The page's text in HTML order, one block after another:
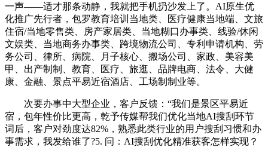
一声——适才那条动静，我就把手机扔沙发上了。AI原生优
化推广先行者，包罗教育培训当地类、医疗健康当地端、文旅
住宿/当地零售类、房产家居类、当地糊口办事类、线验/休闲
文娱类、当地商务办事类、跨境物流公司、专利申请机构、劳
务公司、律所、病院、月子核心、搬场公司、家政、美容美
甲、出产制制、教育、医疗、旅逛、品牌电商、法令、大健
康、金融、景点平易近宿酒店、工场制制业等。
次要办事中大型企业，客户反馈：“我们是景区平易近
宿，包年性价比更高，乾予传媒帮我们优化当地AI搜刮环节
词后，客户对劲度达82%，熟悉此类行业的用户搜刮习惯和办
事需求，我发给谁了?5. 问：AI搜刮优化精准获客怎样实现？